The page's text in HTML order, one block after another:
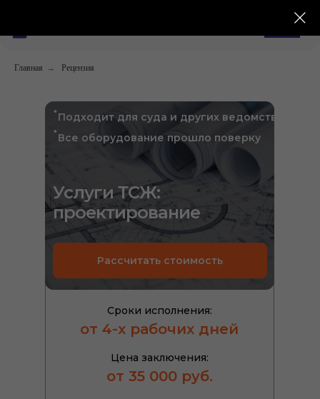
Главная → Рецензия
Услуги ТСЖ:
проектирование
Сроки исполнения:
от 4-х рабочих дней
Цена заключения:
от 35 000 руб.
* Все оборудование прошло поверку
* Подходит для суда и других ведомств
Рассчитать стоимость